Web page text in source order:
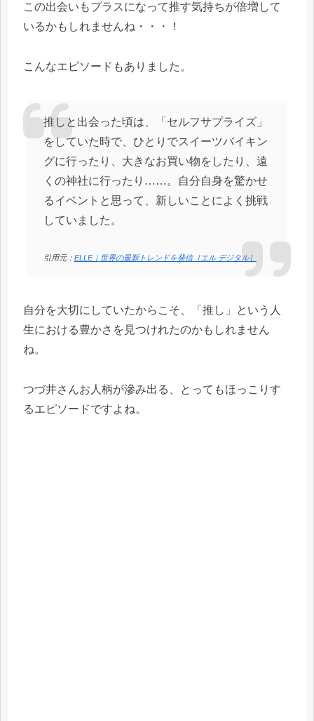
この出会いもプラスになって推す気持ちが倍増して
いるかもしれませんね・・・！
こんなエピソードもありました。
推しと出会った頃は、「セルフサプライズ」
をしていた時で、ひとりでスイーツバイキン
グに行ったり、大きなお買い物をしたり、遠
くの神社に行ったり……。自分自身を驚かせ
るイベントと思って、新しいことによく挑戦
していました。
引用元： ELLE｜世界の最新トレンドを発信［エル デジタル］
自分を大切にしていたからこそ、「推し」という人
生における豊かさを見つけれたのかもしれません
ね。
つづ井さんお人柄が滲み出る、とってもほっこりす
るエピソードですよね。